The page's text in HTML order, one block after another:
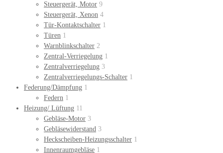
Steuergerät, Motor 9
Steuergerät, Xenon 4
Tür-Kontaktschalter 1
Türen 1
Warnblinkschalter 2
Zentral-Verriegelung 1
Zentralverriegelung 3
Zentralverriegelungs-Schalter 1
Federung/Dämpfung 1
Federn 1
Heizung/ Lüftung 11
Gebläse-Motor 3
Gebläsewiderstand 3
Heckscheiben-Heizungsschalter 1
Innenraumgebläse 1